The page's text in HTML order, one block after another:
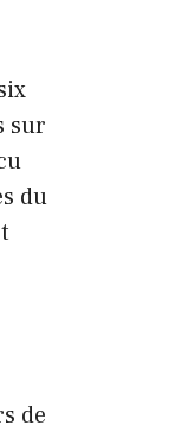
sur
du
de